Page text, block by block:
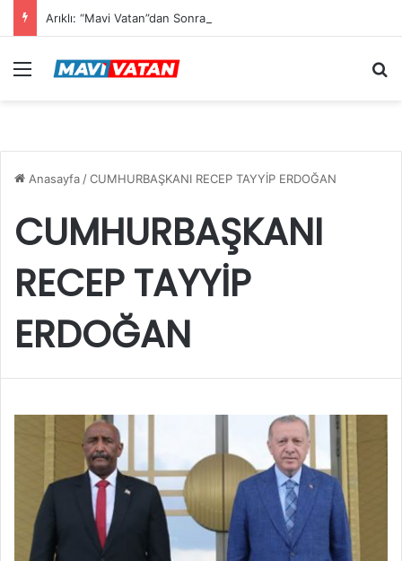
Arıklı: “Mavi Vatan”dan Sonra Hedef “Siber Vatan”
Menü
Anasayfa /CUMHURBAŞKANI RECEP TAYYİP ERDOĞAN
CUMHURBAŞKANI
RECEP TAYYİP
ERDOĞAN